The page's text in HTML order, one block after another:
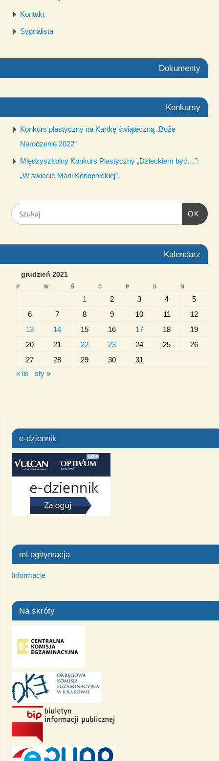
Kontakt
Sygnalista
Dokumenty
Konkursy
Konkurs plastyczny na Kartkę świąteczną „Boże
Narodzenie 2022”
Międzyszkolny Konkurs Plastyczny „Dzieckiem być…”:
„W świecie Marii Konopnickiej”.
OK
Kalendarz
grudzień 2021
P W Ś C P S N
1 2 3 4
5
6
7 8 9 10 11
12
13
14 15 16 17 18
19
20
21 22 23 24 25
26
27
28 29 30
31
« lis
sty »
e-dziennik
mLegitymacja
Informacje
Na skróty